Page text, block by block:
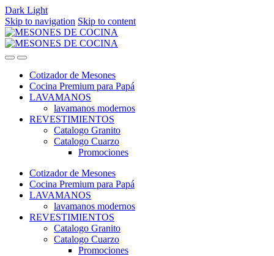
Dark Light
Skip to navigation Skip to content
Cotizador de Mesones
Cocina Premium para Papá
LAVAMANOS
lavamanos modernos
REVESTIMIENTOS
Catalogo Granito
Catalogo Cuarzo
Promociones
Cotizador de Mesones
Cocina Premium para Papá
LAVAMANOS
lavamanos modernos
REVESTIMIENTOS
Catalogo Granito
Catalogo Cuarzo
Promociones